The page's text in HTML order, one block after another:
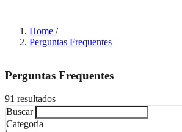
Home /
Perguntas Frequentes
Perguntas Frequentes
91 resultados
Buscar
Categoria